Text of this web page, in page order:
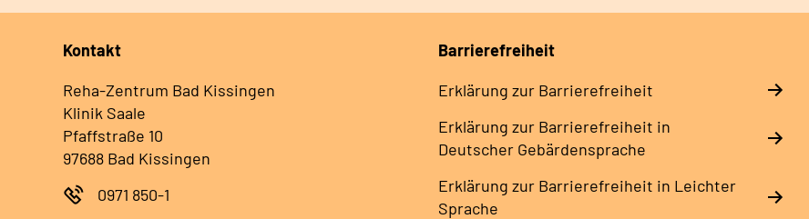
Kontakt
Reha-Zentrum Bad Kissingen
Klinik Saale
Pfaffstraße 10
97688 Bad Kissingen
0971 850-1
Barrierefreiheit
Erklärung zur Barrierefreiheit
Erklärung zur Barrierefreiheit in
Deutscher Gebärdensprache
Erklärung zur Barrierefreiheit in Leichter
Sprache